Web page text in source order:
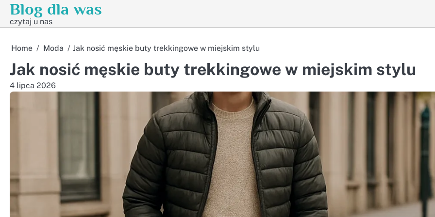
Skip
content
Blog dla was
czytaj u nas
Home Moda Jak nosić męskie buty trekkingowe w miejskim stylu
Jak nosić męskie buty trekkingowe w miejskim stylu
4 lipca 2026